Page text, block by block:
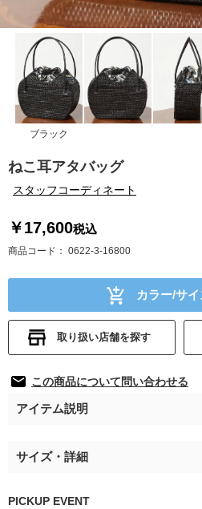
ブラック
ねこ耳アタバッグ
スタッフコーディネート
￥17,600税込
商品コード 0622-3-16800
カラー/サ
取り扱い店舗を探す
この商品について問い合わせる
アイテム説明
サイズ・詳細
PICKUP EVENT